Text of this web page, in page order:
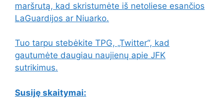
maršrutą, kad skristumėte iš netoliese esančios
LaGuardijos ar Niuarko.
Tuo tarpu stebėkite TPG, „Twitter“, kad
gautumėte daugiau naujienų apie JFK
sutrikimus.
Susiję skaitymai: